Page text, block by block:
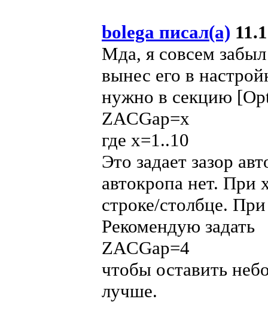
bolega писал(а)
Мда, я совсем
вынес его в
нужно в секцию
ZACGap=х
где х=1..10
Это задает зазор
автокропа нет. При
строке/столбце.
Рекомендую задать
ZACGap=4
чтобы оставить
лучше.